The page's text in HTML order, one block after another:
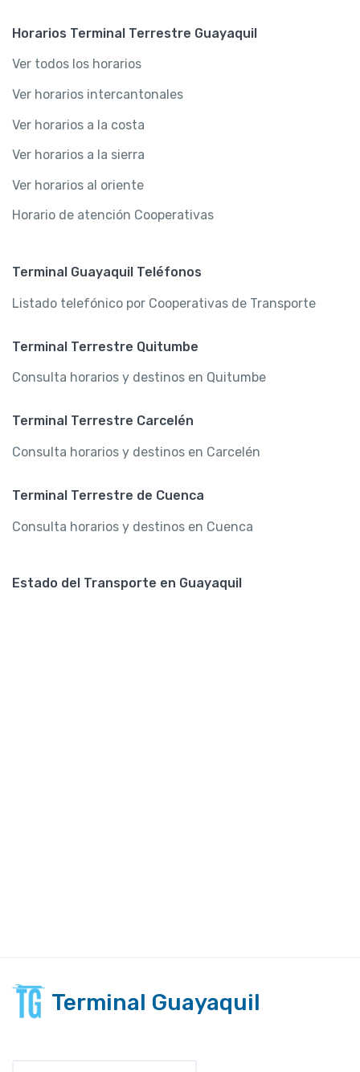
Horarios Terminal Terrestre Guayaquil
Ver todos los horarios
Ver horarios intercantonales
Ver horarios a la costa
Ver horarios a la sierra
Ver horarios al oriente
Horario de atención Cooperativas
Terminal Guayaquil Teléfonos
Listado telefónico por Cooperativas de Transporte
Terminal Terrestre Quitumbe
Consulta horarios y destinos en Quitumbe
Terminal Terrestre Carcelén
Consulta horarios y destinos en Carcelén
Terminal Terrestre de Cuenca
Consulta horarios y destinos en Cuenca
Estado del Transporte en Guayaquil
Terminal Guayaquil